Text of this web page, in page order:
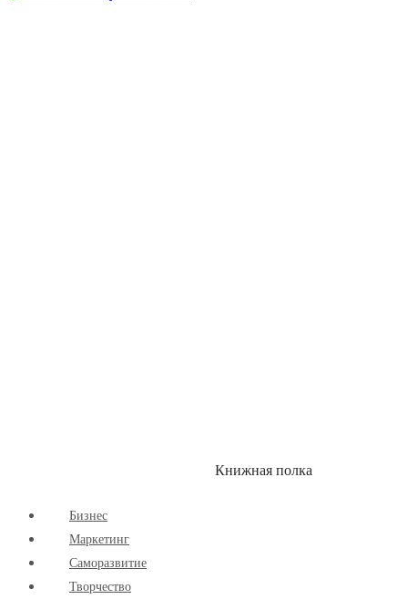
Книжная полка
Бизнес
Маркетинг
Cаморазвитие
Творчество